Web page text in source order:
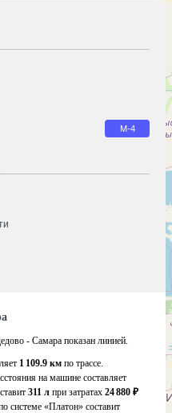
М-4
- Самара показан линией.
1 109.9 км по трассе.
на машине составляет
311 л при затратах 24 880 ₽
системе «Платон» составит